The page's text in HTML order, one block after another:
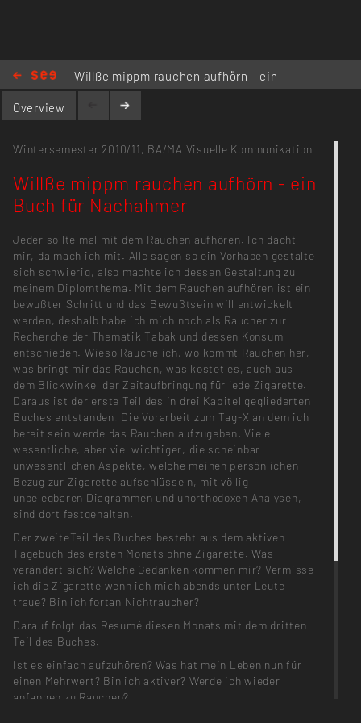
Willße mippm rauchen aufhörn - ein
Buch für Nachahmer
Overview
Wintersemester 2010/11, BA/MA Visuelle Kommunikation
Willße mippm rauchen aufhörn - ein
Buch für Nachahmer
Jeder sollte mal mit dem Rauchen aufhören. Ich dacht
mir, da mach ich mit. Alle sagen so ein Vorhaben gestalte
sich schwierig, also machte ich dessen Gestaltung zu
meinem Diplomthema. Mit dem Rauchen aufhören ist ein
bewußter Schritt und das Bewußtsein will entwickelt
werden, deshalb habe ich mich noch als Raucher zur
Recherche der Thematik Tabak und dessen Konsum
entschieden. Wieso Rauche ich, wo kommt Rauchen her,
was bringt mir das Rauchen, was kostet es, auch aus
dem Blickwinkel der Zeitaufbringung für jede Zigarette.
Daraus ist der erste Teil des in drei Kapitel gegliederten
Buches entstanden. Die Vorarbeit zum Tag-X an dem ich
bereit sein werde das Rauchen aufzugeben. Viele
wesentliche, aber viel wichtiger, die scheinbar
unwesentlichen Aspekte, welche meinen persönlichen
Bezug zur Zigarette aufschlüsseln, mit völlig
unbelegbaren Diagrammen und unorthodoxen Analysen,
sind dort festgehalten.
Der zweiteTeil des Buches besteht aus dem aktiven
Tagebuch des ersten Monats ohne Zigarette. Was
verändert sich? Welche Gedanken kommen mir? Vermisse
ich die Zigarette wenn ich mich abends unter Leute
traue? Bin ich fortan Nichtraucher?
Darauf folgt das Resumé diesen Monats mit dem dritten
Teil des Buches.
Ist es einfach aufzuhören? Was hat mein Leben nun für
einen Mehrwert? Bin ich aktiver? Werde ich wieder
anfangen zu Rauchen?